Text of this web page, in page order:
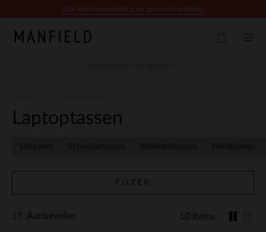
Laptoptassen
Shoppers Schoudertassen Weekendtassen Handtassen
FILTER
10 Items
Aanbevolen